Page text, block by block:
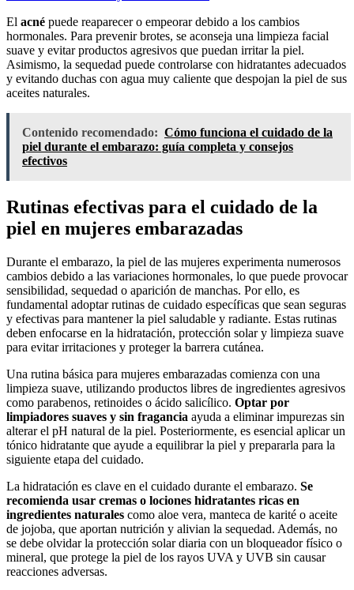
El acné puede reaparecer o empeorar debido a los cambios
hormonales. Para prevenir brotes, se aconseja una limpieza facial
suave y evitar productos agresivos que puedan irritar la piel.
Asimismo, la sequedad puede controlarse con hidratantes adecuados
y evitando duchas con agua muy caliente que despojan la piel de sus
aceites naturales.
Contenido recomendado: Cómo funciona el cuidado de la
piel durante el embarazo: guía completa y consejos
efectivos
Rutinas efectivas para el cuidado de la
piel en mujeres embarazadas
Durante el embarazo, la piel de las mujeres experimenta numerosos
cambios debido a las variaciones hormonales, lo que puede provocar
sensibilidad, sequedad o aparición de manchas. Por ello, es
fundamental adoptar rutinas de cuidado específicas que sean seguras
y efectivas para mantener la piel saludable y radiante. Estas rutinas
deben enfocarse en la hidratación, protección solar y limpieza suave
para evitar irritaciones y proteger la barrera cutánea.
Una rutina básica para mujeres embarazadas comienza con una
limpieza suave, utilizando productos libres de ingredientes agresivos
como parabenos, retinoides o ácido salicílico. Optar por
limpiadores suaves y sin fragancia ayuda a eliminar impurezas sin
alterar el pH natural de la piel. Posteriormente, es esencial aplicar un
tónico hidratante que ayude a equilibrar la piel y prepararla para la
siguiente etapa del cuidado.
La hidratación es clave en el cuidado durante el embarazo. Se
recomienda usar cremas o lociones hidratantes ricas en
ingredientes naturales como aloe vera, manteca de karité o aceite
de jojoba, que aportan nutrición y alivian la sequedad. Además, no
se debe olvidar la protección solar diaria con un bloqueador físico o
mineral, que protege la piel de los rayos UVA y UVB sin causar
reacciones adversas.